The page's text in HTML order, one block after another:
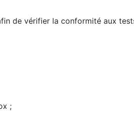
de vérifier la conformité aux
;